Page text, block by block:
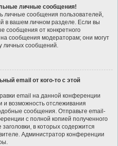
личные сообщения!
личные сообщения пользователей,
в вашем личном разделе. Если вы
сообщения от конкретного
сообщения модераторам; они могут
личных сообщений.
email от кого-то с этой
email на данной конференции
и возможность отслеживания
сообщения. Отправьте email-
с полной копией полученного
в которых содержится
Администратор конференции